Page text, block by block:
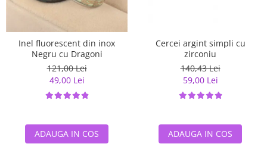
Inel fluorescent din inox
Negru cu Dragoni
121,00 Lei
49,00 Lei
ADAUGA IN COS
Cercei argint simpli cu
zirconiu
140,43 Lei
59,00 Lei
ADAUGA IN COS